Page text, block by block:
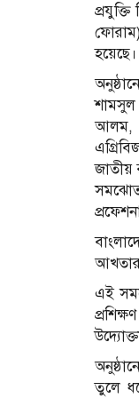
হয়েছে।
শামসুল
আলম,
জাতীয়
এই
তুলে